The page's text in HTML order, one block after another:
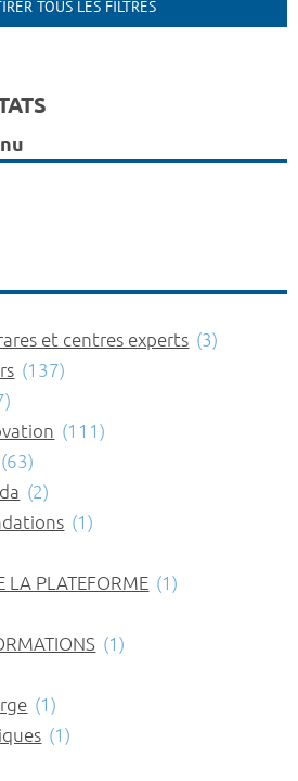
TOUS LES FILTRES
et centres experts (3)
(137)
(111)
(63)
(2)
(1)
LA PLATEFORME (1)
(1)
(1)
(1)